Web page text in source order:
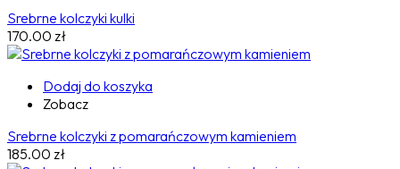
Srebrne kolczyki kulki
170.00 zł
Dodaj do koszyka
Zobacz
Srebrne kolczyki z pomarańczowym kamieniem
185.00 zł